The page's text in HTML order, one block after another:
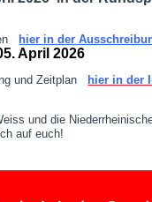
hier in der
April 2026
und Zeitplan
hier in der
und die
auf euch!